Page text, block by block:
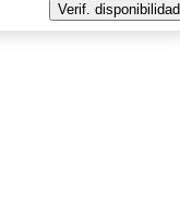
Verif. disponibilidad